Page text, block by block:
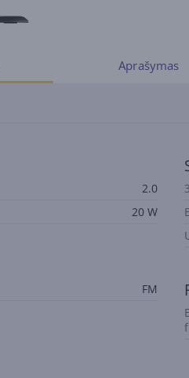
Aprašymas
2.0
20 W
FM